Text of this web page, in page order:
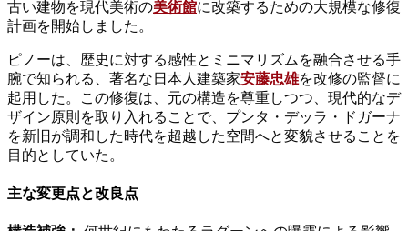
古い建物を現代美術の美術館に改築するための大規模な修復
計画を開始しました。
ピノーは、歴史に対する感性とミニマリズムを融合させる手
腕で知られる、著名な日本人建築家安藤忠雄を改修の監督に
起用した。この修復は、元の構造を尊重しつつ、現代的なデ
ザイン原則を取り入れることで、プンタ・デッラ・ドガーナ
を新旧が調和した時代を超越した空間へと変貌させることを
目的としていた。
主な変更点と改良点